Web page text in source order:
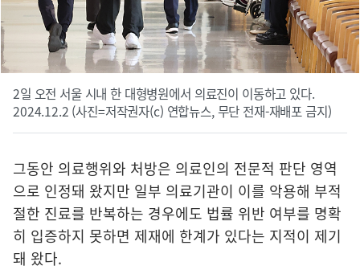
2일 오전 서울 시내 한 대형병원에서 의료진이 이동하고 있다.
2024.12.2 (사진=저작권자(c) 연합뉴스, 무단 전재-재배포 금지)
그동안 의료행위와 처방은 의료인의 전문적 판단 영역
으로 인정돼 왔지만 일부 의료기관이 이를 악용해 부적
절한 진료를 반복하는 경우에도 법률 위반 여부를 명확
히 입증하지 못하면 제재에 한계가 있다는 지적이 제기
돼 왔다.